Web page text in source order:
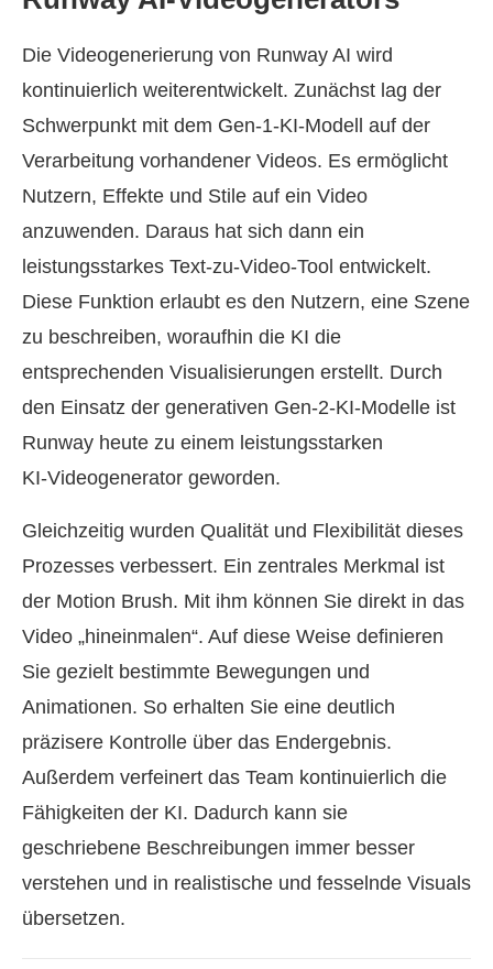
Die Videogenerierung von Runway AI wird
kontinuierlich weiterentwickelt. Zunächst lag der
Schwerpunkt mit dem Gen‑1‑KI‑Modell auf der
Verarbeitung vorhandener Videos. Es ermöglicht
Nutzern, Effekte und Stile auf ein Video
anzuwenden. Daraus hat sich dann ein
leistungsstarkes Text‑zu‑Video‑Tool entwickelt.
Diese Funktion erlaubt es den Nutzern, eine Szene
zu beschreiben, woraufhin die KI die
entsprechenden Visualisierungen erstellt. Durch
den Einsatz der generativen Gen‑2‑KI‑Modelle ist
Runway heute zu einem leistungsstarken
KI‑Videogenerator geworden.
Gleichzeitig wurden Qualität und Flexibilität dieses
Prozesses verbessert. Ein zentrales Merkmal ist
der Motion Brush. Mit ihm können Sie direkt in das
Video „hineinmalen“. Auf diese Weise definieren
Sie gezielt bestimmte Bewegungen und
Animationen. So erhalten Sie eine deutlich
präzisere Kontrolle über das Endergebnis.
Außerdem verfeinert das Team kontinuierlich die
Fähigkeiten der KI. Dadurch kann sie
geschriebene Beschreibungen immer besser
verstehen und in realistische und fesselnde Visuals
übersetzen.